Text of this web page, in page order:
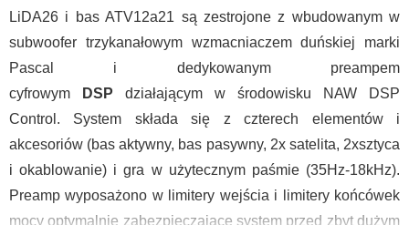
LiDA26 i bas ATV12a21 są zestrojone z wbudowanym w
subwoofer trzykanałowym wzmacniaczem duńskiej marki
Pascal i dedykowanym preampem
cyfrowym
DSP działającym w środowisku NAW DSP
Control. System składa się z czterech elementów i
akcesoriów (bas aktywny, bas pasywny, 2x satelita, 2xsztyca
i okablowanie) i gra w użytecznym paśmie (35Hz-18kHz).
Preamp wyposażono w limitery wejścia i limitery końcówek
mocy optymalnie zabezpieczające system przed zbyt dużym